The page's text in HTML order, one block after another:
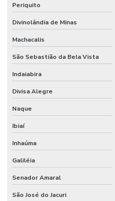
Periquito
Divinolândia de Minas
Machacalis
São Sebastião da Bela Vista
Indaiabira
Divisa Alegre
Naque
Ibiaí
Inhaúma
Galiléia
Senador Amaral
São José do Jacuri